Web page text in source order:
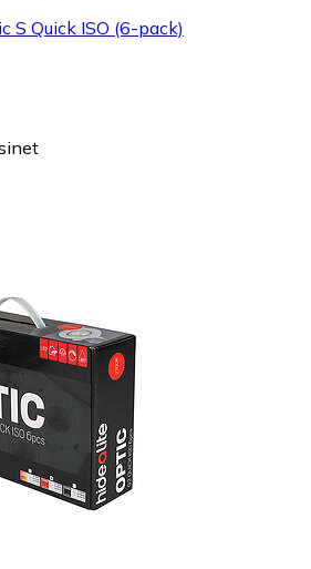
S Quick ISO (6-pack)